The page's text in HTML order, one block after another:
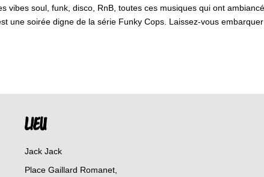
vibes soul, funk, disco, RnB, toutes ces musiques qui ont
une soirée digne de la série Funky Cops. Laissez-vous
LIEU
Jack Jack
Place Gaillard Romanet,